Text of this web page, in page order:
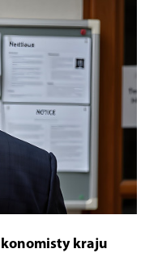
kraju